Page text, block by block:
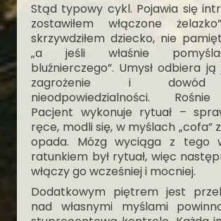
Stąd typowy cykl. Pojawia się
zostawiłem włączone
skrzywdziłem dziecko, nie
„a jeśli właśnie
bluźnierczego”. Umysł odbiera
zagrożenie i dowód
nieodpowiedzialności.
Pacjent wykonuje rytuał –
ręce, modli się, w myślach „cofa”
opada. Mózg wyciąga z tego
ratunkiem był rytuał, więc
włączy go wcześniej i mocniej.
Dodatkowym piętrem jest
nad własnymi myślami